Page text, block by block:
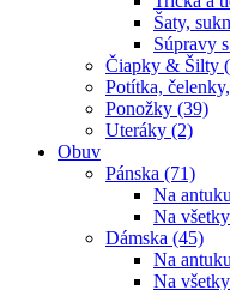
Šaty,
Súpravy
Čiapky & Šilty
Potítka,
Ponožky (39)
Uteráky (2)
Obuv
Pánska (71)
Na
Na
Dámska (45)
Na
Na